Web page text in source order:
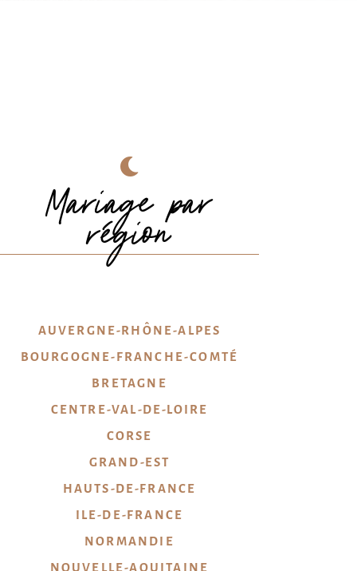
Mariage par
région
AUVERGNE-RHÔNE-ALPES
BOURGOGNE-FRANCHE-COMTÉ
BRETAGNE
CENTRE-VAL-DE-LOIRE
CORSE
GRAND-EST
HAUTS-DE-FRANCE
ILE-DE-FRANCE
NORMANDIE
NOUVELLE-AQUITAINE